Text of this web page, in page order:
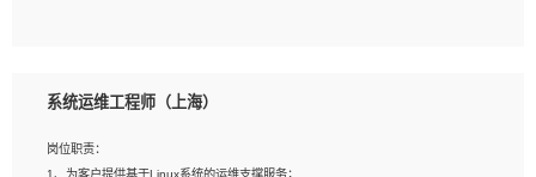
2、熟练使用After Effect、Photo Shop、熟练掌握视频剪辑和特效包装软件；
4、在剪辑上会思考，有一定编导思维；
系统运维工程师（上海）
岗位职责：
1、为客户提供基于Linux系统的运维支撑服务；